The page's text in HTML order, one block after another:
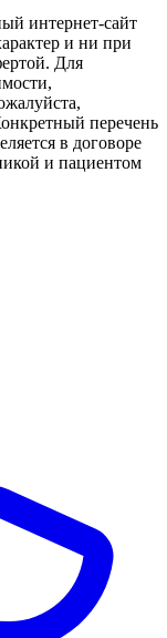
интернет-сайт
и ни при
Для
перечень
в договоре
и пациентом